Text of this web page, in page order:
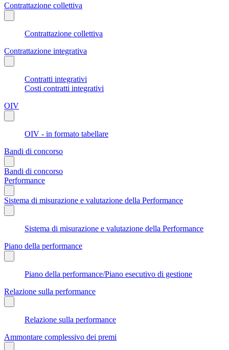
Contrattazione collettiva
Contrattazione collettiva
Contrattazione integrativa
Contratti integrativi
Costi contratti integrativi
OIV
OIV - in formato tabellare
Bandi di concorso
Bandi di concorso
Performance
Sistema di misurazione e valutazione della Performance
Sistema di misurazione e valutazione della Performance
Piano della performance
Piano della performance/Piano esecutivo di gestione
Relazione sulla performance
Relazione sulla performance
Ammontare complessivo dei premi